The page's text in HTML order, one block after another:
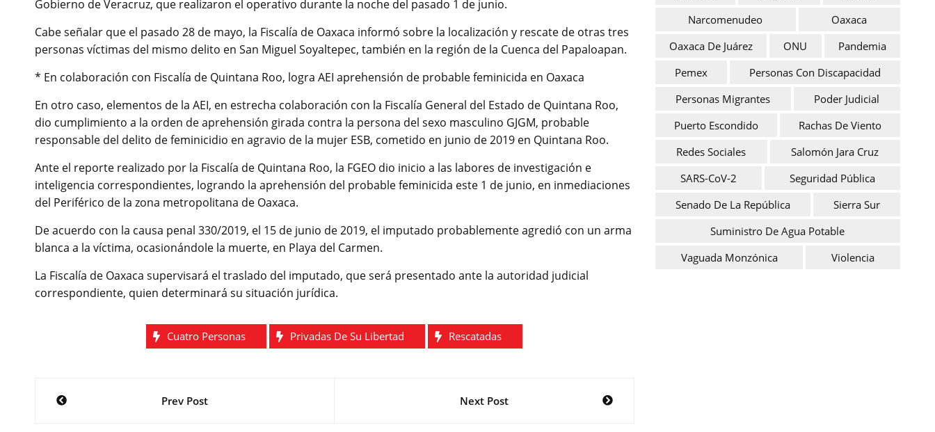
Gobierno de Veracruz, que realizaron el operativo durante la noche del pasado 1 de junio.
Cabe señalar que el pasado 28 de mayo, la Fiscalía de Oaxaca informó sobre la localización y rescate de otras tres
personas víctimas del mismo delito en San Miguel Soyaltepec, también en la región de la Cuenca del Papaloapan.
* En colaboración con Fiscalía de Quintana Roo, logra AEI aprehensión de probable feminicida en Oaxaca
En otro caso, elementos de la AEI, en estrecha colaboración con la Fiscalía General del Estado de Quintana Roo,
dio cumplimiento a la orden de aprehensión girada contra la persona del sexo masculino GJGM, probable
responsable del delito de feminicidio en agravio de la mujer ESB, cometido en junio de 2019 en Quintana Roo.
Ante el reporte realizado por la Fiscalía de Quintana Roo, la FGEO dio inicio a las labores de investigación e
inteligencia correspondientes, logrando la aprehensión del probable feminicida este 1 de junio, en inmediaciones
del Periférico de la zona metropolitana de Oaxaca.
De acuerdo con la causa penal 330/2019, el 15 de junio de 2019, el imputado probablemente agredió con un arma
blanca a la víctima, ocasionándole la muerte, en Playa del Carmen.
La Fiscalía de Oaxaca supervisará el traslado del imputado, que será presentado ante la autoridad judicial
correspondiente, quien determinará su situación jurídica.
Cuatro Personas Privadas De Su Libertad Rescatadas
NavegaciónPrev Post Next Post
Narcomenudeo
Oaxaca
Oaxaca De Juárez
ONU
Pandemia
Pemex
Personas Con Discapacidad
Personas Migrantes
Poder Judicial
Puerto Escondido
Rachas De Viento
Redes Sociales
Salomón Jara Cruz
SARS-CoV-2
Seguridad Pública
Senado De La República
Sierra Sur
Suministro De Agua Potable
Vaguada Monzónica
Violencia